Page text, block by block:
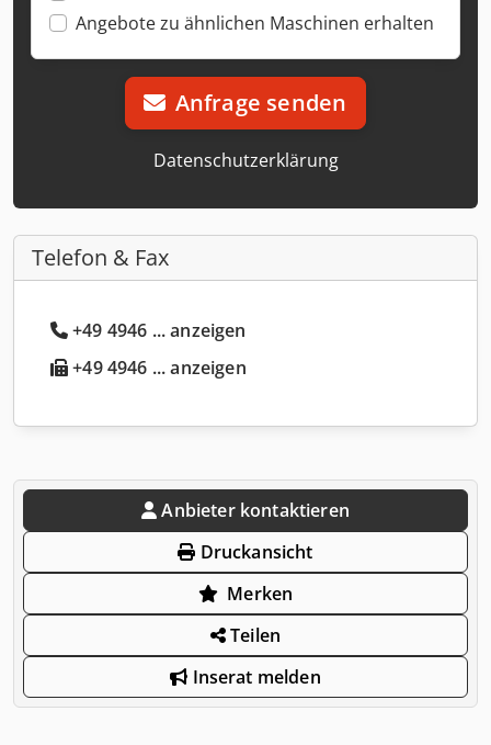
Angebote zu ähnlichen Maschinen erhalten
Anfrage senden
Datenschutzerklärung
Telefon & Fax
+49 4946 ... anzeigen
+49 4946 ... anzeigen
Anbieter kontaktieren
Druckansicht
Merken
Teilen
Inserat melden